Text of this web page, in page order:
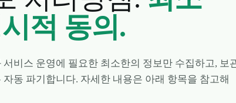
적 동의.
비스 운영에 필요한 최소한의 정보만 수집하고, 보
동 파기합니다. 자세한 내용은 아래 항목을 참고해